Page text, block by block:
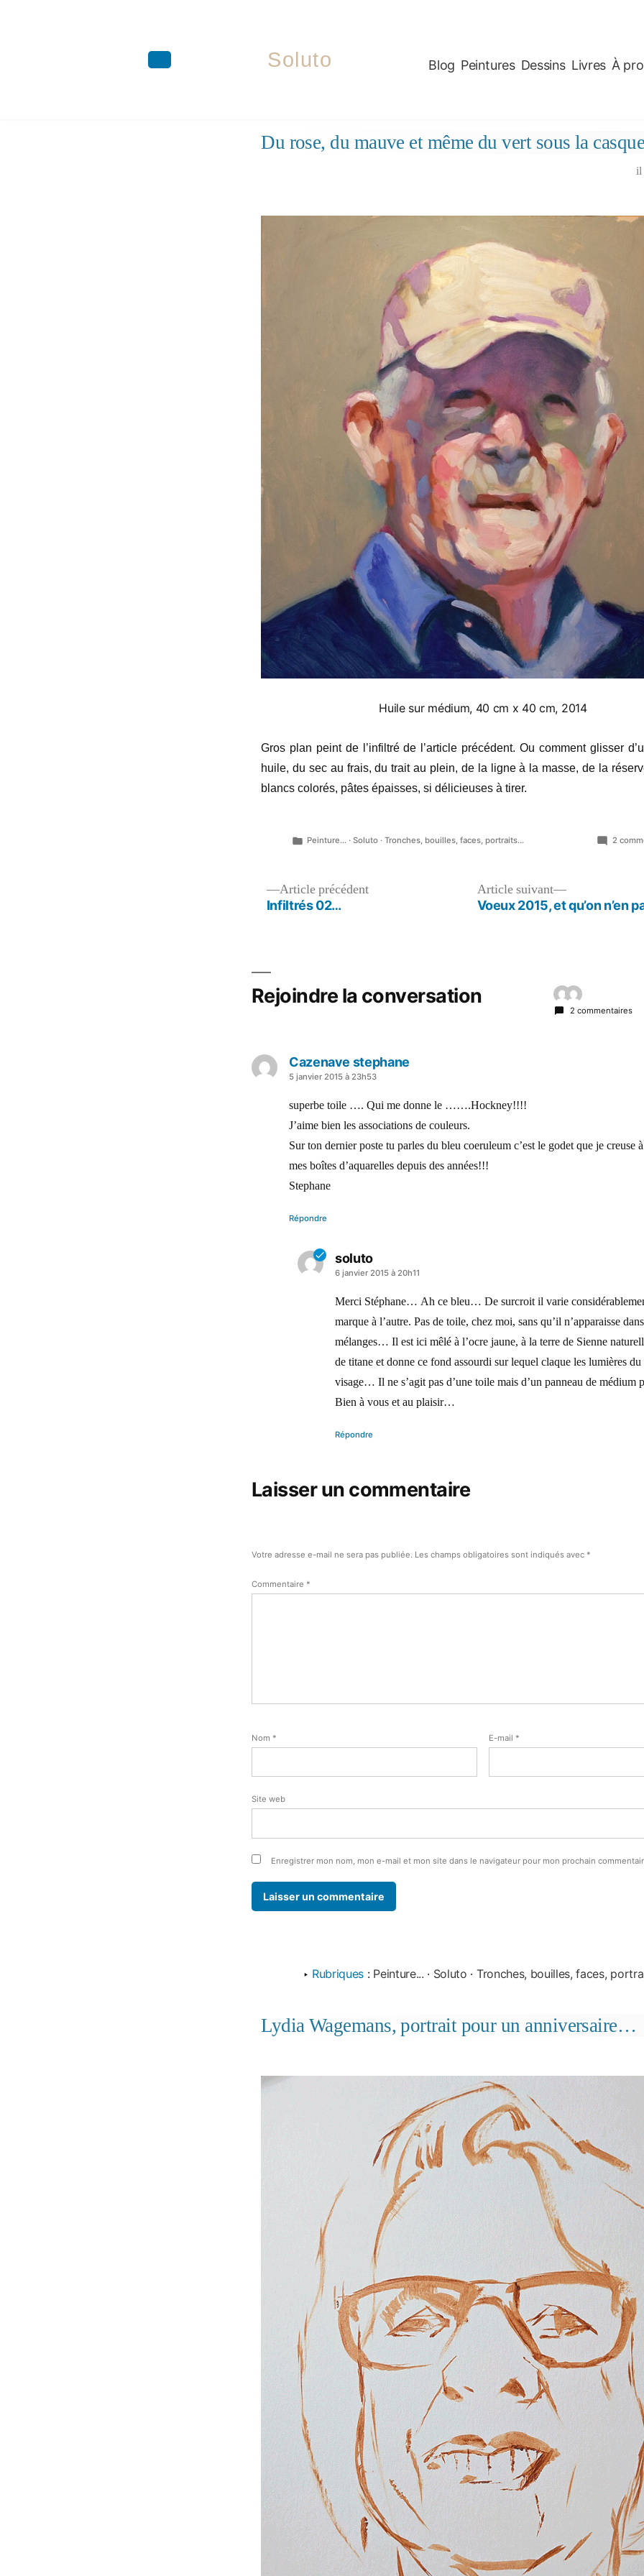
Soluto Blog Peintures Dessins Livres À
Du rose, du mauve et même du vert sous la
il
Huile sur médium, 40 cm x 40 cm, 2014
Gros plan peint de l’infiltré de l’article précédent. Ou comment glisser
huile, du sec au frais, du trait au plein, de la ligne à la masse, de la
blancs colorés, pâtes épaisses, si délicieuses à tirer.
Publié
Peinture... ·Soluto ·Tronches, bouilles, faces, portraits... 2
NavigationArticle précédentArticle
Infiltrés 02…
Article suivant
Article
suivant :
Voeux 2015, et qu’on n’en
Rejoindre la conversation
2 commentaires
Cazenave stephane
a
5 janvier 2015 à 23h53
superbe toile …. Qui me donne le …….Hockney!!!!
J’aime bien les associations de couleurs.
Sur ton dernier poste tu parles du bleu coeruleum c’est le godet que je creuse
mes boîtes d’aquarelles depuis des années!!!
Stephane
Répondre
soluto
a
dit :
6 janvier 2015 à 20h11
Merci Stéphane… Ah ce bleu… De surcroit il varie
marque à l’autre. Pas de toile, chez moi, sans qu’il n’apparaisse
mélanges… Il est ici mêlé à l’ocre jaune, à la terre de Sienne
de titane et donne ce fond assourdi sur lequel claque les lumières du
visage… Il ne s’agit pas d’une toile mais d’un panneau de médium
Bien à vous et au plaisir…
Répondre
Laisser un commentaire
Votre adresse e-mail ne sera pas publiée. Les champs obligatoires sont indiqués avec *
Commentaire *
Nom * E-mail *
Site web
Enregistrer mon nom, mon e-mail et mon site dans le navigateur pour mon prochain
‣ Rubriques : Peinture... · Soluto · Tronches, bouilles, faces,
Lydia Wagemans, portrait pour un anniversaire…